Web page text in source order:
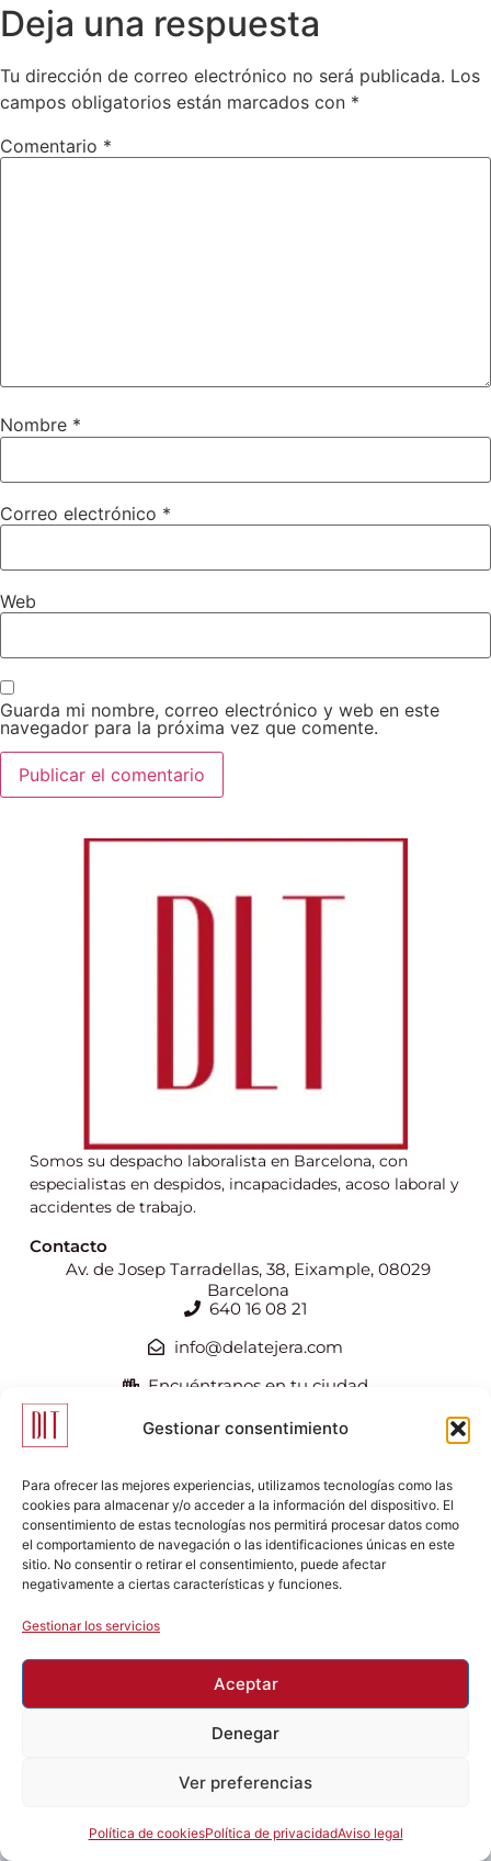
Gestionar consentimiento
Para ofrecer las mejores experiencias, utilizamos tecnologías como las
cookies para almacenar y/o acceder a la información del dispositivo. El
consentimiento de estas tecnologías nos permitirá procesar datos como
el comportamiento de navegación o las identificaciones únicas en este
sitio. No consentir o retirar el consentimiento, puede afectar
negativamente a ciertas características y funciones.
Gestionar los servicios
Aceptar
Denegar
Ver preferencias
Política de cookiesPolítica de privacidadAviso legal
Deja una respuesta
Tu dirección de correo electrónico no será publicada. Los
campos obligatorios están marcados con *
Comentario *
Nombre *
Correo electrónico *
Web
Guarda mi nombre, correo electrónico y web en este
navegador para la próxima vez que comente.
Somos su despacho laboralista en Barcelona, con
especialistas en despidos, incapacidades, acoso laboral y
accidentes de trabajo.
Contacto
Av. de Josep Tarradellas, 38, Eixample, 08029
Barcelona
640 16 08 21
info@delatejera.com
Encuéntranos en tu ciudad
2026 - De La Tejera Abogados